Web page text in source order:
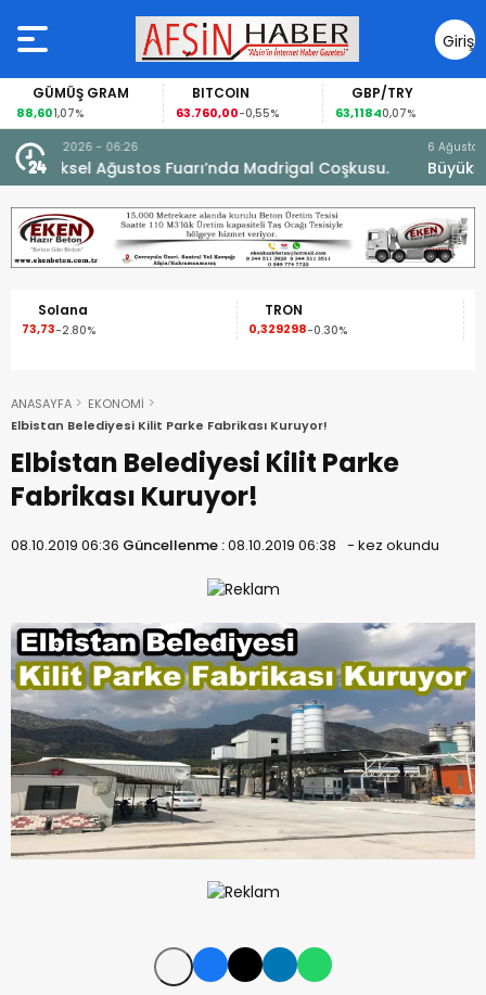
Giriş
Yap
GÜMÜŞ GRAM
88,601,07%
BITCOIN
63.760,00-0,55%
GBP/TRY
63,11840,07%
6 Ağustos 2026 - 16:25
Büyükşehirden Gerçeği Aratmayan Yangın ve
Kurtarma Tatbikatı.
Solana
73,73-2.80%
TRON
0,329298-0.30%
ANASAYFA
EKONOMİ
Elbistan Belediyesi Kilit Parke Fabrikası Kuruyor!
Elbistan Belediyesi Kilit Parke
Fabrikası Kuruyor!
08.10.2019 06:36 Güncellenme :08.10.2019 06:38 - kez okundu